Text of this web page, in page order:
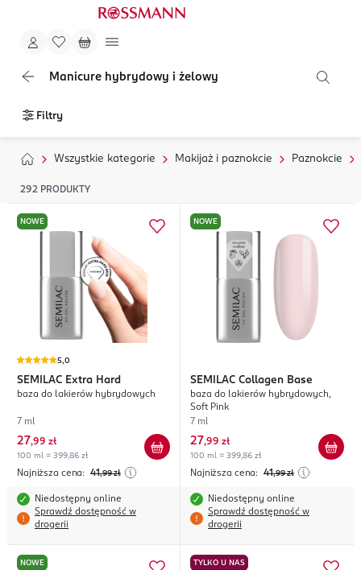
Manicure hybrydowy i żelowy
Filtry
Wszystkie kategorie Makijaż i paznokcie Paznokcie
292 PRODUKTY
NOWE
5,0
SEMILAC Extra Hard
baza do lakierów hybrydowych
7 ml
27,99 zł
100 ml = 399,86 zł
Najniższa cena: 41,99 zł
Niedostępny online
Sprawdź dostępność w
drogerii
NOWE
SEMILAC Collagen Base
baza do lakierów hybrydowych,
Soft Pink
7 ml
27,99 zł
100 ml = 399,86 zł
Najniższa cena: 41,99 zł
Niedostępny online
Sprawdź dostępność w
drogerii
NOWE TYLKO U NAS